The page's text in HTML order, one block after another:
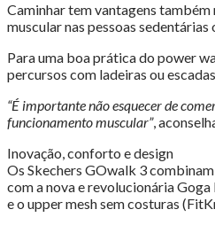
Caminhar tem vantagens
muscular nas pessoas
Para uma boa prática do power
percursos com ladeiras ou
“É importante não esquecer de
funcionamento muscular”,
Inovação, conforto e design
Os Skechers GOwalk 3
com a nova e revolucionária
e o upper mesh sem costuras